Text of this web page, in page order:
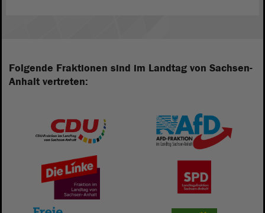
Folgende Fraktionen sind im Landtag von Sachsen-
Anhalt vertreten: